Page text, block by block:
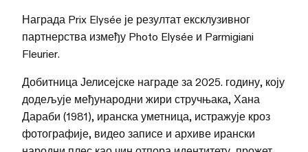
Награда Prix Elysée је резултат ексклузивног
партнерства између Photo Elysée и Parmigiani
Fleurier.
Добитница Јелисејске награде за 2025. годину, коју
додељује међународни жири стручњака, Хана
Дараби (1981), иранска уметница, истражује кроз
фотографије, видео записе и архиве ирански